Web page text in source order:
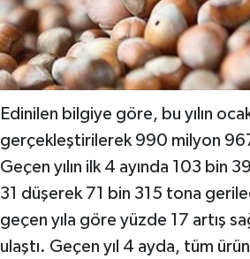
Edinilen bilgiye göre, bu yılın
gerçekleştirilerek 990 milyon
Geçen yılın ilk 4 ayında 103 bin
31 düşerek 71 bin 315 tona
geçen yıla göre yüzde 17 artış
ulaştı. Geçen yıl 4 ayda, tüm